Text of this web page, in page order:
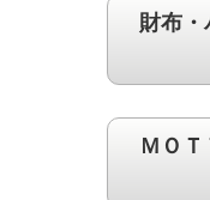
財布
ＭＯ